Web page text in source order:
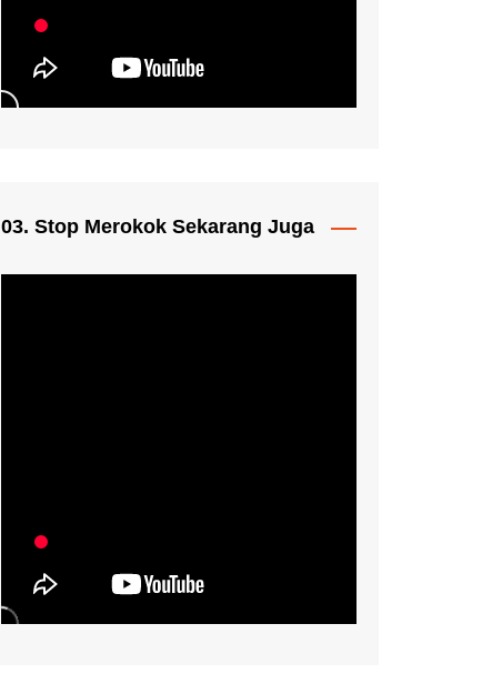
03. Stop Merokok Sekarang Juga